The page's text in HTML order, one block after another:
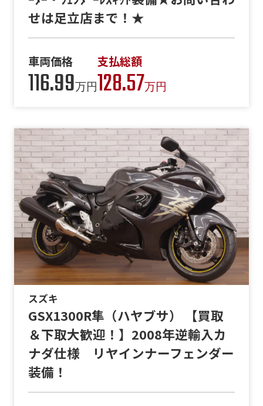
せは足立店まで！★
車両価格
116.99万円
支払総額
128.57万円
スズキ
GSX1300R隼（ハヤブサ） 【買取
＆下取大歓迎！】2008年逆輸入カ
ナダ仕様 リヤインナーフェンダー
装備！